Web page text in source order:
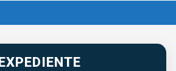
EXPEDIENTE